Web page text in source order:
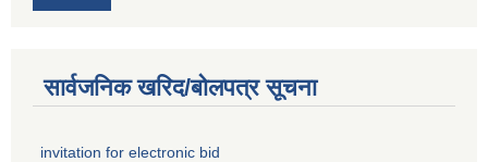
सार्वजनिक खरिद/बोलपत्र सूचना
invitation for electronic bid